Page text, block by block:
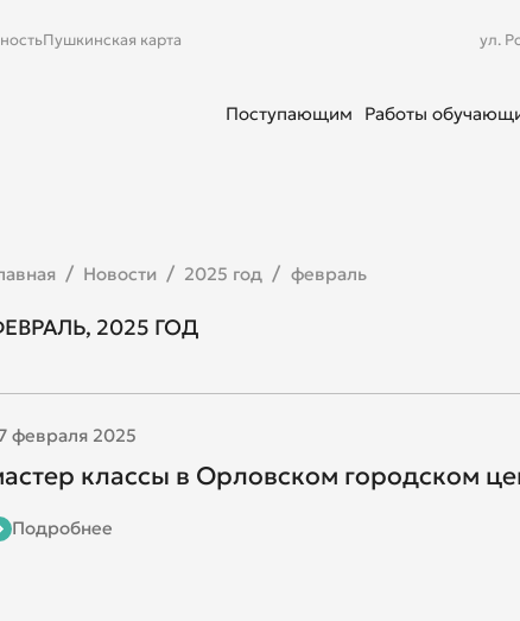
Пушкинская карта ул.
Поступающим Работы
Новости 2025 год февраль
2025 ГОД
февраля 2025
классы в Орловском городском
Подробнее